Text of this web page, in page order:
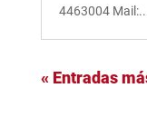
4463004 Mail:...
« Entradas